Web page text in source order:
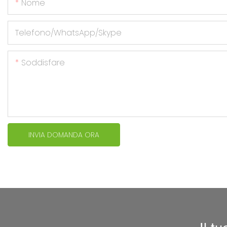
Nome
Telefono/WhatsApp/Skype
Soddisfare
INVIA DOMANDA ORA